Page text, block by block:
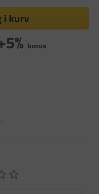
i kurv
bonus